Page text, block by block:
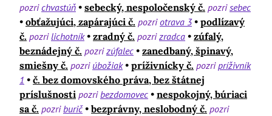
pozrichvastúň sebecký, nespoločenský č. pozrisebec
obťažujúci, zapárajúci č. pozriotrava 3
podlízavý
č. pozrilichotník zradný č. pozrizradca
zúfalý,
beznádejný č. pozrizúfalec
zanedbaný, špinavý,
smiešny č. pozri úbožiak príživnícky č. pozripríživník
1
č. bez domovského práva, bez štátnej
príslušnosti pozribezdomovec
nespokojný, búriaci
sa č. pozriburič bezprávny, neslobodný č. pozri